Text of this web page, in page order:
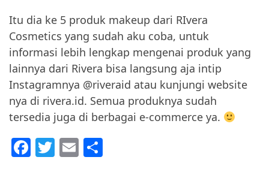
Itu dia ke 5 produk makeup dari RIvera
Cosmetics yang sudah aku coba, untuk
informasi lebih lengkap mengenai produk yang
lainnya dari Rivera bisa langsung aja intip
Instagramnya @riveraid atau kunjungi website
nya di rivera.id. Semua produknya sudah
tersedia juga di berbagai e-commerce ya.
F T E